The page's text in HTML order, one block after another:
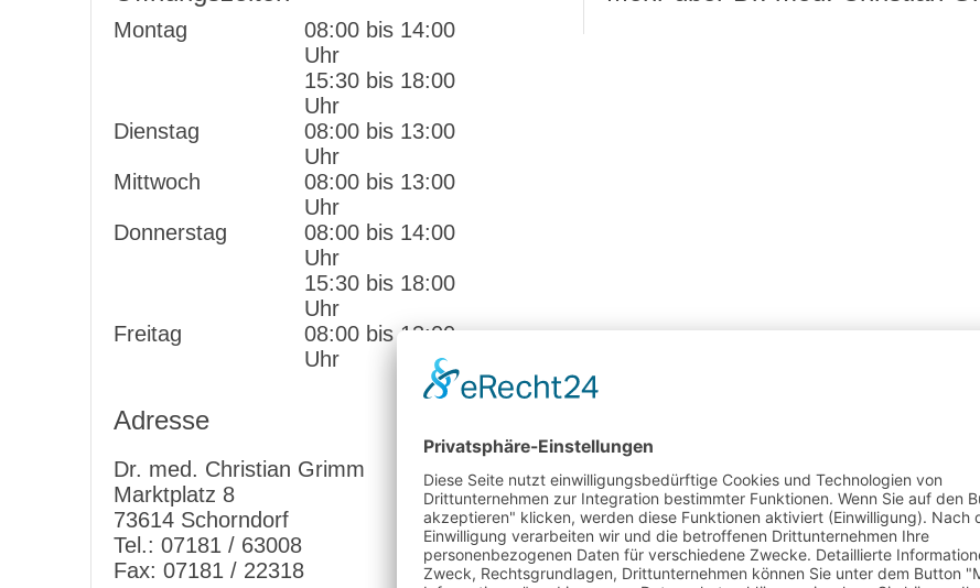
Montag
08:00 bis 14:00
Uhr
15:30 bis 18:00
Uhr
Dienstag
08:00 bis 13:00
Uhr
Mittwoch
08:00 bis 13:00
Uhr
Donnerstag
08:00 bis 14:00
Uhr
15:30 bis 18:00
Uhr
Freitag
08:00 bis 13:00
Uhr
Adresse
Dr. med. Christian Grimm
Marktplatz 8
73614 Schorndorf
Tel.: 07181 / 63008
Fax: 07181 / 22318